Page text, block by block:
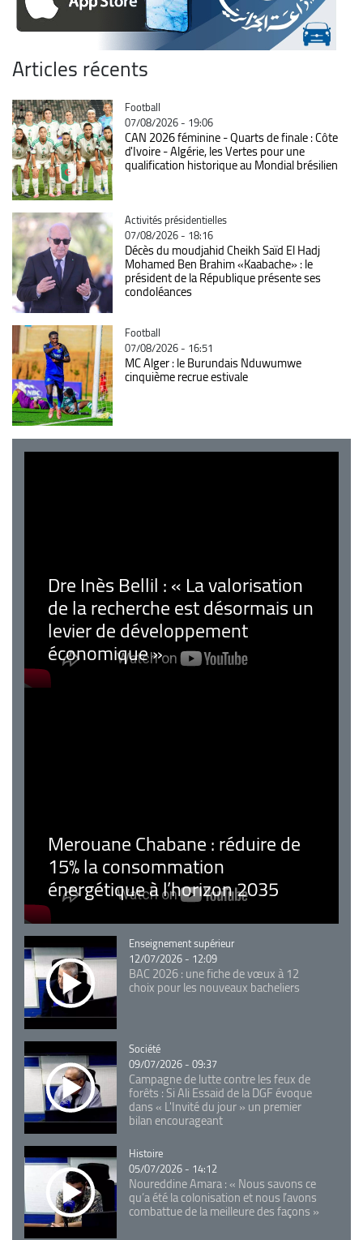
Articles récents
Catégorie
Football
07/08/2026 - 19:06
CAN 2026 féminine - Quarts de finale : Côte
d'Ivoire - Algérie, les Vertes pour une
qualification historique au Mondial brésilien
Catégorie
Activités présidentielles
07/08/2026 - 18:16
Décès du moudjahid Cheikh Saïd El Hadj
Mohamed Ben Brahim «Kaabache» : le
président de la République présente ses
condoléances
Catégorie
Football
07/08/2026 - 16:51
MC Alger : le Burundais Nduwumwe
cinquième recrue estivale
Dre Inès Bellil : « La valorisation
de la recherche est désormais un
levier de développement
économique »
Merouane Chabane : réduire de
15% la consommation
énergétique à l’horizon 2035
Catégorie
Enseignement supérieur
12/07/2026 - 12:09
BAC 2026 : une fiche de vœux à 12
choix pour les nouveaux bacheliers
Catégorie
Société
09/07/2026 - 09:37
Campagne de lutte contre les feux de
forêts : Si Ali Essaid de la DGF évoque
dans « L'Invité du jour » un premier
bilan encourageant
Catégorie
Histoire
05/07/2026 - 14:12
Noureddine Amara : « Nous savons ce
qu’a été la colonisation et nous l’avons
combattue de la meilleure des façons »